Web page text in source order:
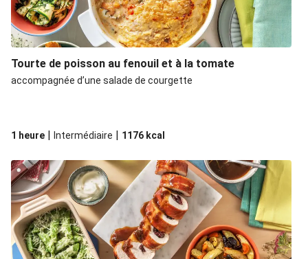
Tourte de poisson au fenouil et à la tomate
accompagnée d’une salade de courgette
1 heure | Intermédiaire | 1176 kcal